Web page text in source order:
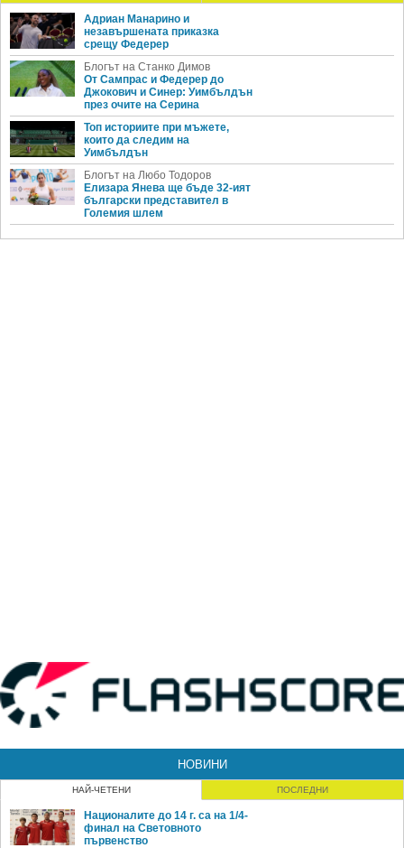
Адриан Манарино и
незавършената приказка
срещу Федерер
Блогът на Станко Димов
От Сампрас и Федерер до
Джокович и Синер: Уимбълдън
през очите на Серина
Топ историите при мъжете,
които да следим на
Уимбълдън
Блогът на Любо Тодоров
Елизара Янева ще бъде 32-ият
български представител в
Големия шлем
НОВИНИ
НАЙ-ЧЕТЕНИ ПОСЛЕДНИ
Националите до 14 г. са на 1/4-
финал на Световното
първенство